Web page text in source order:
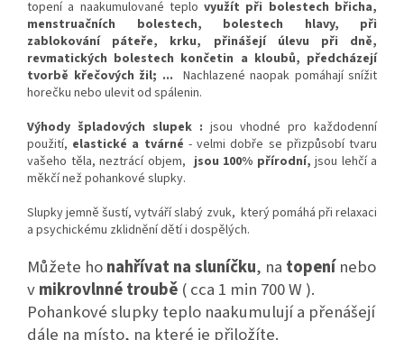
topení a naakumulované teplovyužít při bolestech břicha,
menstruačních bolestech, bolestech hlavy, při
zablokování páteře, krku, přinášejí úlevu při dně,
revmatických bolestech končetin a kloubů, předcházejí
tvorbě křečových žil; ... Nachlazené naopak pomáhají snížit
horečku nebo ulevit od spálenin.
Výhody špladových slupek : jsou vhodné pro každodenní
použití, elastické a tvárné - velmi dobře se přizpůsobí tvaru
vašeho těla, neztrácí objem,jsou 100% přírodní, jsou lehčí a
měkčí než pohankové slupky.
Slupky jemně šustí, vytváří slabý zvuk, který pomáhá při relaxaci
a psychickému zklidnění dětí i dospělých.
Můžete honahřívat na sluníčku, na topenínebo
vmikrovlnné troubě ( cca 1 min 700 W ).
Pohankové slupky teplo naakumulují a přenášejí
dále na místo, na které je přiložíte.